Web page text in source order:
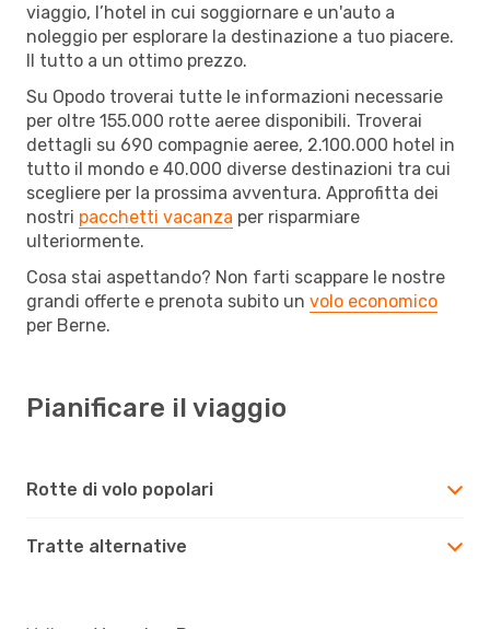
viaggio, l’hotel in cui soggiornare e un'auto a
noleggio per esplorare la destinazione a tuo piacere.
Il tutto a un ottimo prezzo.
Su Opodo troverai tutte le informazioni necessarie
per oltre 155.000 rotte aeree disponibili. Troverai
dettagli su 690 compagnie aeree, 2.100.000 hotel in
tutto il mondo e 40.000 diverse destinazioni tra cui
scegliere per la prossima avventura. Approfitta dei
nostri pacchetti vacanza per risparmiare
ulteriormente.
Cosa stai aspettando? Non farti scappare le nostre
grandi offerte e prenota subito un volo economico
per Berne.
Pianificare il viaggio
Rotte di volo popolari
Tratte alternative